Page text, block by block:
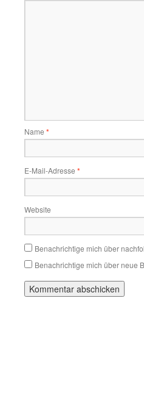
Name *
E-Mail-Adresse *
Website
Benachrichtige mich über
Benachrichtige mich über neue